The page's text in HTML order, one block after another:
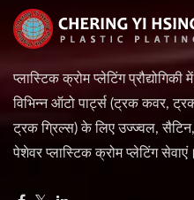
प्लास्टिक क्रोम प्लेटिंग
विभिन्न ऑटो पार्ट्स (ट्रक कवर,
ट्रक ग्रिल्स) के लिए उज्ज्वल, सैटिन,
पेशेवर प्लास्टिक क्रोम प्लेटिंग सेवाएं।